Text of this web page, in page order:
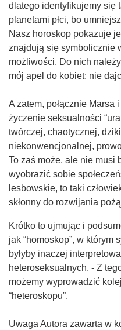
dlatego identyfikujemy się
planetami płci, bo
Nasz horoskop pokazuje
znajdują się symbolicznie
możliwości. Do nich
mój apel do kobiet: nie
A zatem, połącznie
życzenie seksualności
twórczej, chaotycznej,
niekonwencjonalnej,
To zaś może, ale nie musi
wyobrazić sobie
lesbowskie, to taki
skłonny do rozwijania
Krótko to ujmując i
jak “homoskop”, w którym
byłyby inaczej
heteroseksualnych. - Z
możemy wyprowadzić
“heteroskopu”.
Uwaga Autora zawarta w